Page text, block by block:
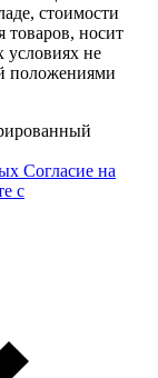
стоимости
товаров, носит
не
положениями
Согласие на
с